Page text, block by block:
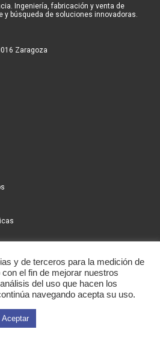
Ingeniería, fabricación y venta de
y búsqueda de soluciones innovadoras.
Zaragoza
y de terceros para la medición de
el fin de mejorar nuestros
del uso que hacen los
navegando acepta su uso.
Aceptar